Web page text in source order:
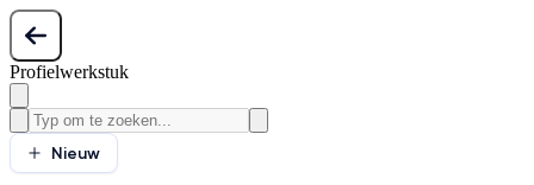
Profielwerkstuk
Nieuw